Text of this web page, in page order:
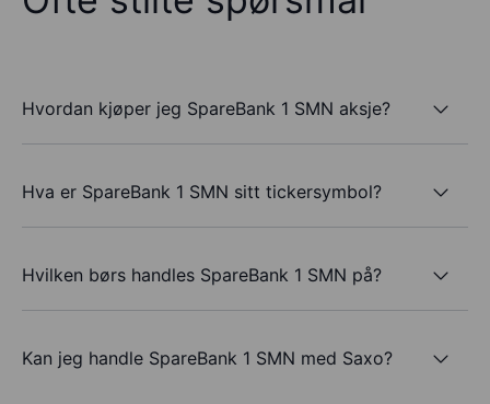
Hvordan kjøper jeg SpareBank 1 SMN aksje?
Hva er SpareBank 1 SMN sitt tickersymbol?
Hvilken børs handles SpareBank 1 SMN på?
Kan jeg handle SpareBank 1 SMN med Saxo?